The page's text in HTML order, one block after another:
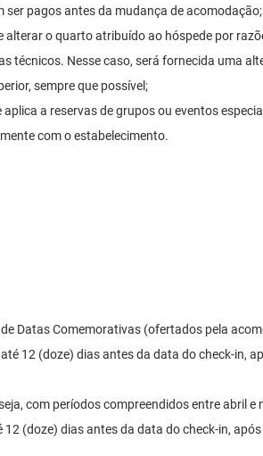
ser pagos antes da mudança de acomodação;
alterar o quarto atribuído ao hóspede por
técnicos. Nesse caso, será fornecida uma
sempre que possível;
a reservas de grupos ou eventos
com o estabelecimento.
Datas Comemorativas (ofertados pela
12 (doze) dias antes da data do check-in,
com períodos compreendidos entre abril e
(doze) dias antes da data do check-in,